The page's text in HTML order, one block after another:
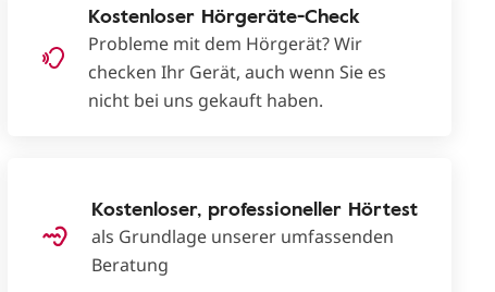
Kostenloser Hörgeräte-Check
Probleme mit dem Hörgerät? Wir
checken Ihr Gerät, auch wenn Sie es
nicht bei uns gekauft haben.
Kostenloser, professioneller Hörtest
als Grundlage unserer umfassenden
Beratung